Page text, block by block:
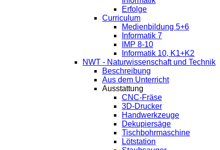
Erfolge
Curriculum
Medienbildung 5+6
Informatik 7
IMP 8-10
Informatik 10, K1+K2
NWT - Naturwissenschaft und Technik
Beschreibung
Aus dem Unterricht
Ausstattung
CNC-Fräse
3D-Drucker
Handwerkzeuge
Dekupiersäge
Tischbohrmaschine
Lötstation